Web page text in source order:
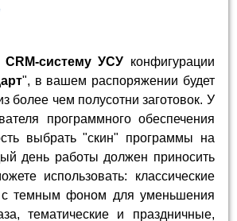
CRM-систему УСУ конфигурации
", в вашем распоряжении будет
более чем полусотни заготовок. У
программного обеспечения
выбрать "скин" программы на
день работы должен приносить
использовать: классические
темным фоном для уменьшения
тематические и праздничные,